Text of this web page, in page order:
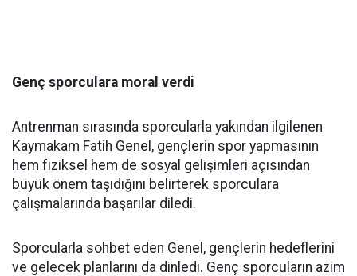
Genç sporculara moral verdi
Antrenman sırasında sporcularla yakından ilgilenen
Kaymakam Fatih Genel, gençlerin spor yapmasının
hem fiziksel hem de sosyal gelişimleri açısından
büyük önem taşıdığını belirterek sporculara
çalışmalarında başarılar diledi.
Sporcularla sohbet eden Genel, gençlerin hedeflerini
ve gelecek planlarını da dinledi. Genç sporcuların azim